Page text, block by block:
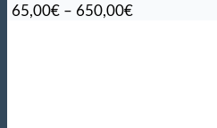
65,00€ – 650,00€Hintaluokka: